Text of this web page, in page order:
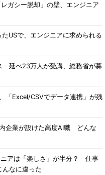
ガシー脱却」の壁、エンジニア
USで、エンジニアに求められる
延べ23万人が受講、総務省が募
「Excel/CSVでデータ連携」が残
企業が設けた高度AI職 どんな
ニアは「楽しさ」が半分？ 仕事
んなに違った